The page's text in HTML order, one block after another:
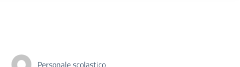
Personale scolastico